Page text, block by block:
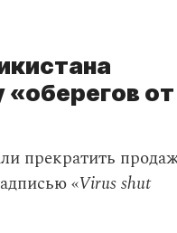
от
прекратить
«Virus shut